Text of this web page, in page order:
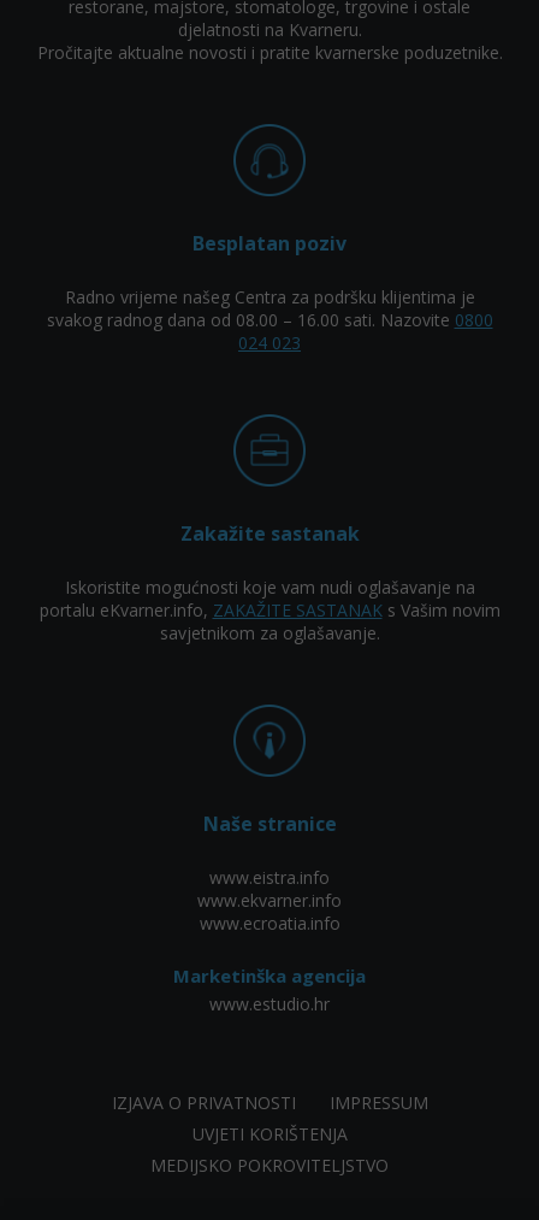
restorane, majstore, stomatologe, trgovine i ostale
djelatnosti na Kvarneru.
Pročitajte aktualne novosti i pratite kvarnerske poduzetnike.
Besplatan poziv
Radno vrijeme našeg Centra za podršku klijentima je
svakog radnog dana od 08.00 – 16.00 sati. Nazovite 0800
024 023
Zakažite sastanak
Iskoristite mogućnosti koje vam nudi oglašavanje na
portalu eKvarner.info, ZAKAŽITE SASTANAKs Vašim novim
savjetnikom za oglašavanje.
Naše stranice
www.eistra.info
www.ekvarner.info
www.ecroatia.info
Marketinška agencija
www.estudio.hr
IZJAVA O PRIVATNOSTI
IMPRESSUM
UVJETI KORIŠTENJA
MEDIJSKO POKROVITELJSTVO